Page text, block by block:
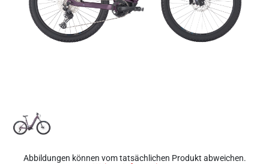
Abbildungen können vom tatsächlichen Produkt abweichen.